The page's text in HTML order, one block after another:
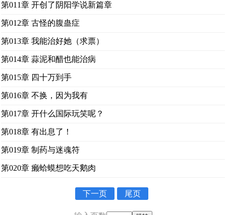
第011章 开创了阴阳学说新篇章
第012章 古怪的腹蛊症
第013章 我能治好她（求票）
第014章 蒜泥和醋也能治病
第015章 四十万到手
第016章 不换，因为我有
第017章 开什么国际玩笑呢？
第018章 有出息了！
第019章 制药与迷魂符
第020章 癞蛤蟆想吃天鹅肉
下一页 尾页